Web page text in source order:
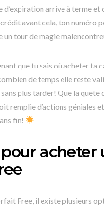
d’expiration arrive à terme et
avant cela, ton numéro
un tour de magie
que tu sais où acheter ta
de temps elle reste
plus tarder! Que la quête
remplie d’actions géniales
fin!
acheter
Free, il existe plusieurs